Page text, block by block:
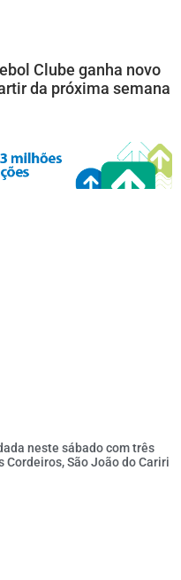
Clube ganha novo
da próxima semana
neste sábado com três
Cordeiros, São João do Cariri